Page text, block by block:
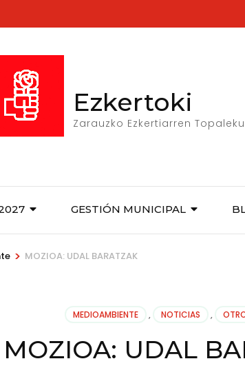
Ezkertoki
Zarauzko Ezkertiarren
GESTIÓN MUNICIPAL
> MOZIOA: UDAL BARATZAK
MEDIOAMBIENTE , NOTICIAS ,
MOZIOA: UDAL